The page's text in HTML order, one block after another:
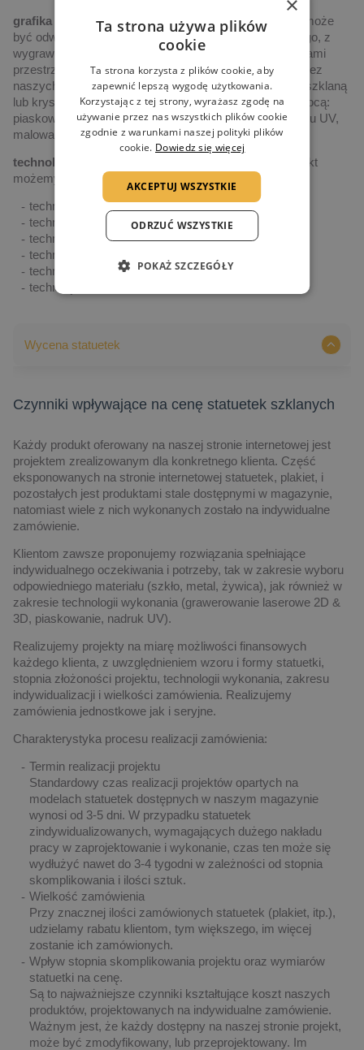
grafika – każdy produkt na naszej stronie internetowej może
być odwzorowaniem indywidualnego projektu graficznego, z
wygrawerowanymi laserowo tekstami, logotypami, figurami
przestrzennymi, kolorystyką, itp., zaprojektowanymi przez
naszych artystów i naniesionymi na statuetkę (lub inną szklaną
lub kryształową formę), różnymi technologiami (za pomocą:
piaskowania, grawerowania laserowego 2D i 3D, nadruku UV,
malowania ręcznego czy maszynowego np. CNC)
technologia indywidualizacji produktu
– każdy produkt
możemy indywidualizować wykorzystując:
technikę piaskowania
technikę grawerowania powierzchniowego 2D
technikę grawerowania wewnętrznego 3D
technikę druku UV
technikę druku termotransferowego
technikę CNC & waterjet
Wycena statuetek
Czynniki wpływające na cenę statuetek szklanych
Każdy produkt oferowany na naszej stronie internetowej jest
projektem zrealizowanym dla konkretnego klienta. Część
eksponowanych na stronie internetowej statuetek, plakiet, i
pozostałych jest produktami stale dostępnymi w magazynie,
natomiast wiele z nich wykonanych zostało na indywidualne
zamówienie.
Klientom zawsze proponujemy rozwiązania spełniające
indywidualnego oczekiwania i potrzeby, tak w zakresie wyboru
odpowiedniego materiału (szkło, metal, żywica), jak również w
zakresie technologii wykonania (grawerowanie laserowe 2D &
3D, piaskowanie, nadruk UV).
Realizujemy projekty na miarę możliwości finansowych
każdego klienta, z uwzględnieniem wzoru i formy statuetki,
stopnia złożoności projektu, technologii wykonania, zakresu
indywidualizacji i wielkości zamówienia. Realizujemy
zamówienia jednostkowe jak i seryjne.
Charakterystyka procesu realizacji zamówienia:
Termin realizacji projektu
Standardowy czas realizacji projektów opartych na
modelach statuetek dostępnych w naszym magazynie
wynosi od 3-5 dni. W przypadku statuetek
zindywidualizowanych, wymagających dużego nakładu
pracy w zaprojektowanie i wykonanie, czas ten może się
wydłużyć nawet do 3-4 tygodni w zależności od stopnia
skomplikowania i ilości sztuk.
Wielkość zamówienia
Przy znacznej ilości zamówionych statuetek (plakiet, itp.),
udzielamy rabatu klientom, tym większego, im więcej
zostanie ich zamówionych.
Wpływ stopnia skomplikowania projektu oraz wymiarów
statuetki na cenę.
Są to najważniejsze czynniki kształtujące koszt naszych
produktów, projektowanych na indywidualne zamówienie.
Ważnym jest, że każdy dostępny na naszej stronie projekt,
może być zmodyfikowany, lub przeprojektowany. Im
Ta strona używa plików
cookie
Ta strona korzysta z plików cookie, aby
zapewnić lepszą wygodę użytkowania.
Korzystając z tej strony, wyrażasz zgodę na
używanie przez nas wszystkich plików cookie
zgodnie z warunkami naszej polityki plików
cookie. Dowiedz się więcej
AKCEPTUJ WSZYSTKIE
ODRZUĆ WSZYSTKIE
POKAŻ SZCZEGÓŁY